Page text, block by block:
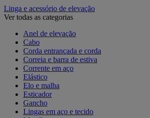
Linga e acessório de elevação
Ver todas as categorias
Anel de elevação
Cabo
Corda entrançada e corda
Correia e barra de estiva
Corrente em aço
Elástico
Elo e malha
Esticador
Gancho
Lingas em aço e tecido